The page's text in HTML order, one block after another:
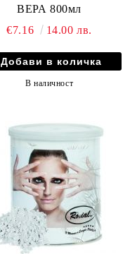
ВЕРА 800мл
€7.16
14.00 лв.
В наличност